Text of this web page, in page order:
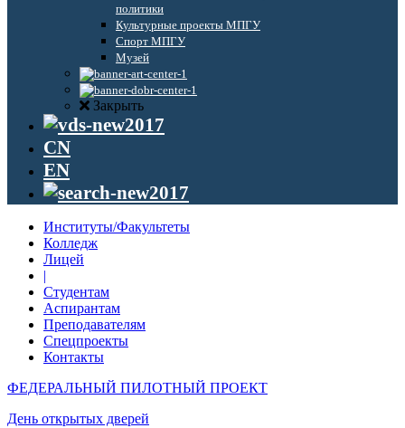
политики
Культурные проекты МПГУ
Спорт МПГУ
Музей
Закрыть
CN
EN
Институты/Факультеты
Колледж
Лицей
|
Студентам
Аспирантам
Преподавателям
Спецпроекты
Контакты
ФЕДЕРАЛЬНЫЙ ПИЛОТНЫЙ ПРОЕКТ
День открытых дверей